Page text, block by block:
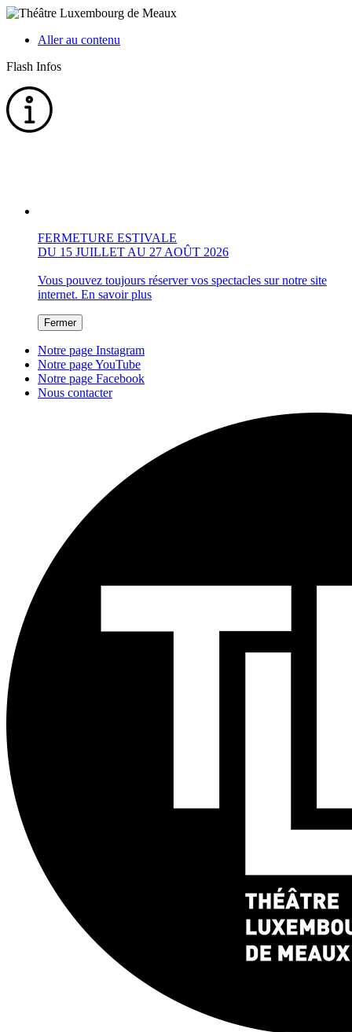
Aller au contenu
Flash Infos
FERMETURE ESTIVALE
DU 15 JUILLET AU 27 AOÛT 2026
Vous pouvez toujours réserver vos spectacles sur notre site
internet. En savoir plus
Fermer
Notre page Instagram
Notre page YouTube
Notre page Facebook
Nous contacter